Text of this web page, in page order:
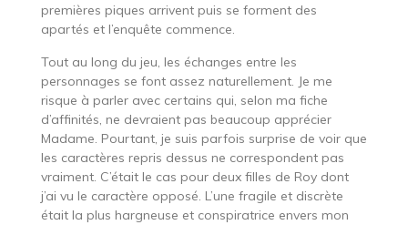
premières piques arrivent puis se forment des
apartés et l’enquête commence.
Tout au long du jeu, les échanges entre les
personnages se font assez naturellement. Je me
risque à parler avec certains qui, selon ma fiche
d’affinités, ne devraient pas beaucoup apprécier
Madame. Pourtant, je suis parfois surprise de voir que
les caractères repris dessus ne correspondent pas
vraiment. C’était le cas pour deux filles de Roy dont
j’ai vu le caractère opposé. L’une fragile et discrète
était la plus hargneuse et conspiratrice envers mon